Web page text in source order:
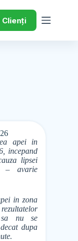
Clienți
apei in
incepand
lipsei
– avarie
in zona
sa nu se
dupa